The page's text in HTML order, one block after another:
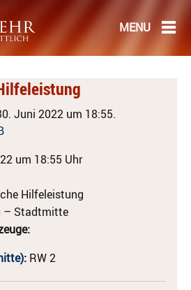
Juni 2022 um 18:55.
um 18:55 Uhr
Hilfeleistung
– Stadtmitte
: RW 2